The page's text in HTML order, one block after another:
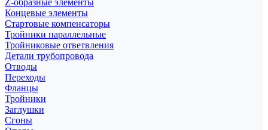
Z-образные элементы
Концевые элементы
Стартовые компенсаторы
Тройники параллельные
Тройниковые ответвления
Детали трубопровода
Отводы
Переходы
Фланцы
Тройники
Заглушки
Сгоны